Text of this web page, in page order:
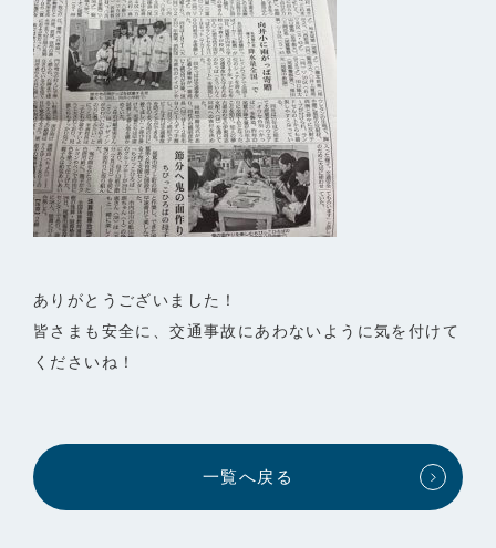
ありがとうございました！
皆さまも安全に、交通事故にあわないように気を付けて
くださいね！
一覧へ戻る